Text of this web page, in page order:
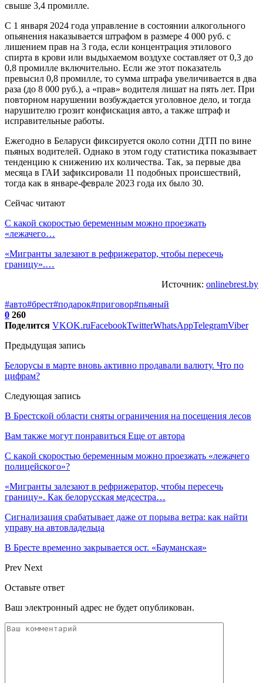
свыше 3,4 промилле.
С 1 января 2024 года управление в состоянии алкогольного
опьянения наказывается штрафом в размере 4 000 руб. с
лишением прав на 3 года, если концентрация этилового
спирта в крови или выдыхаемом воздухе составляет от 0,3 до
0,8 промилле включительно. Если же этот показатель
превысил 0,8 промилле, то сумма штрафа увеличивается в два
раза (до 8 000 руб.), а «прав» водителя лишат на пять лет. При
повторном нарушении возбуждается уголовное дело, и тогда
нарушителю грозит конфискация авто, а также штраф и
исправительные работы.
Ежегодно в Беларуси фиксируется около сотни ДТП по вине
пьяных водителей. Однако в этом году статистика показывает
тенденцию к снижению их количества. Так, за первые два
месяца в ГАИ зафиксировали 11 подобных происшествий,
тогда как в январе-феврале 2023 года их было 30.
Сейчас читают
С какой скоростью беременным можно проезжать
«лежачего…
«Мигранты залезают в рефрижератор, чтобы пересечь
границу».…
Источник: onlinebrest.by
#авто#брест#подарок#приговор#пьяный
0 260
Поделится VKOK.ruFacebookTwitterWhatsAppTelegramViber
Предыдущая запись
Белорусы в марте вновь активно продавали валюту. Что по
цифрам?
Следующая запись
В Брестской области сняты ограничения на посещения лесов
Вам также могут понравиться Еще от автора
С какой скоростью беременным можно проезжать «лежачего
полицейского»?
«Мигранты залезают в рефрижератор, чтобы пересечь
границу». Как белорусская медсестра…
Сигнализация срабатывает даже от порыва ветра: как найти
управу на автовладельца
В Бресте временно закрывается ост. «Бауманская»
Prev Next
Оставьте ответ
Ваш электронный адрес не будет опубликован.